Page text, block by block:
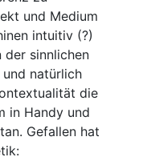
und Medium
intuitiv (?)
der sinnlichen
natürlich
die
in Handy und
Gefallen hat